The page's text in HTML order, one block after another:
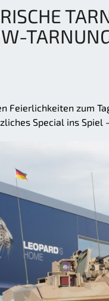
Feierlichkeiten zum
Special ins Spiel